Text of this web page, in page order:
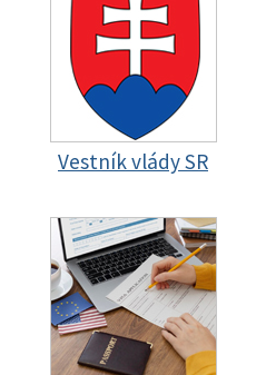
Vestník vlády SR